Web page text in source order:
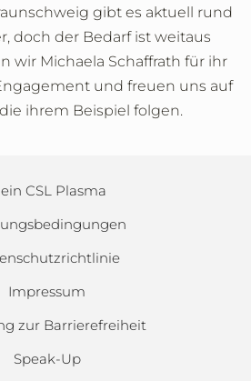
gibt es aktuell rund
doch der Bedarf ist weitaus
wir Michaela Schaffrath für ihr
und freuen uns auf
ihrem Beispiel folgen.
CSL Plasma
Impressum
zur Barrierefreiheit
Speak-Up